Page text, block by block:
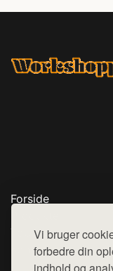
Vi bruger
forbedre din
Forside
Top Rabatter
Kontakt